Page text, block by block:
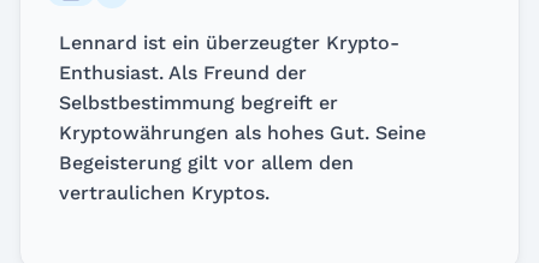
Lennard ist ein überzeugter Krypto-
Enthusiast. Als Freund der
Selbstbestimmung begreift er
Kryptowährungen als hohes Gut. Seine
Begeisterung gilt vor allem den
vertraulichen Kryptos.